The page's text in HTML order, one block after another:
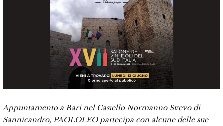
Appuntamento a Bari nel Castello Normanno Svevo di
Sannicandro, PAOLOLEO partecipa con alcune delle sue